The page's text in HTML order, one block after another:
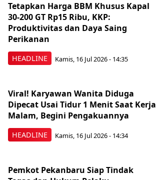
HEADLINE
Tetapkan Harga BBM Khusus Kapal
30-200 GT Rp15 Ribu, KKP:
Produktivitas dan Daya Saing
Perikanan
Kamis, 16 Jul 2026 - 14:35
HEADLINE
Viral! Karyawan Wanita Diduga
Dipecat Usai Tidur 1 Menit Saat Kerja
Malam, Begini Pengakuannya
Kamis, 16 Jul 2026 - 14:34
Pemkot Pekanbaru Siap Tindak